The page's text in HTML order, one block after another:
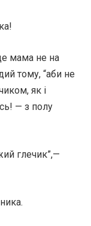
мама не на
тому, “аби не
як і
— з полу
глечик”,—